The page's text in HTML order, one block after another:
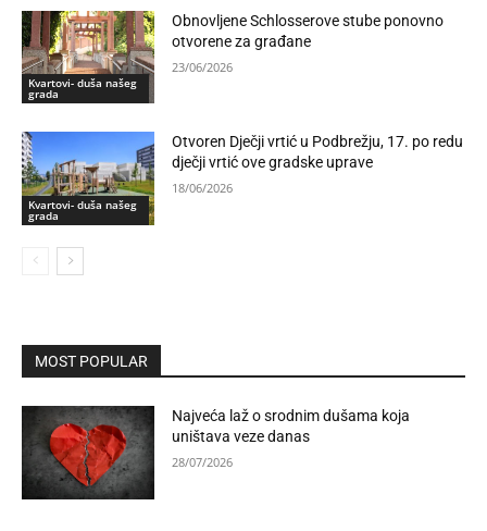
Kvartovi- duša našeg
grada
Obnovljene Schlosserove stube ponovno
otvorene za građane
23/06/2026
Kvartovi- duša našeg
grada
Otvoren Dječji vrtić u Podbrežju, 17. po redu
dječji vrtić ove gradske uprave
18/06/2026
MOST POPULAR
Najveća laž o srodnim dušama koja
uništava veze danas
28/07/2026